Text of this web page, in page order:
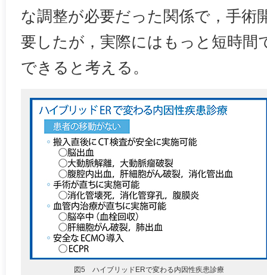
な調整が必要だった関係で，手術
要したが，実際にはもっと短時間
できると考える。
図5 ハイブリッドERで変わる内因性疾患診療